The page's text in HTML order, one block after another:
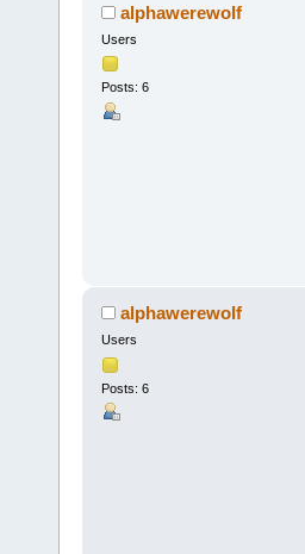
alphawerewolf
Users
Posts: 6
alphawerewolf
Users
Posts: 6